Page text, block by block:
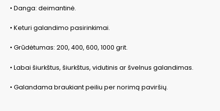
• Danga: deimantinė.
• Keturi galandimo pasirinkimai.
• Grūdėtumas: 200, 400, 600, 1000 grit.
• Labai šiurkštus, šiurkštus, vidutinis ar švelnus galandimas.
• Galandama braukiant peiliu per norimą paviršių.